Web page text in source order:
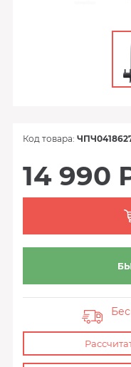
Код товара:
14 990